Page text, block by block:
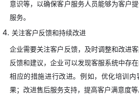
意识等，以确保客户服务人员能够为客户
服务。
关注客户反馈和持续改进
企业需要关注客户反馈，及时调整和改进
反馈和建议，企业可以发现客服系统中存
相应的措施进行改进。例如，优化培训内
果；改进售后服务支持，提高客户满意度等